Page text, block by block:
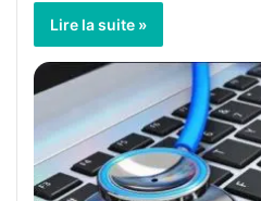
Lire la suite »